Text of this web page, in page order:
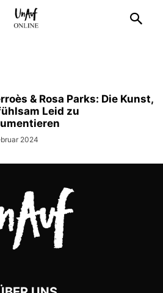
& Rosa Parks: Die Kunst,
Leid zu
2024